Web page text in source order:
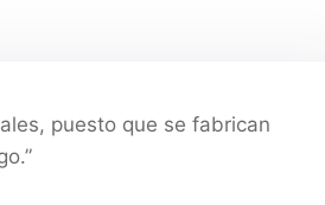
puesto que se fabrican